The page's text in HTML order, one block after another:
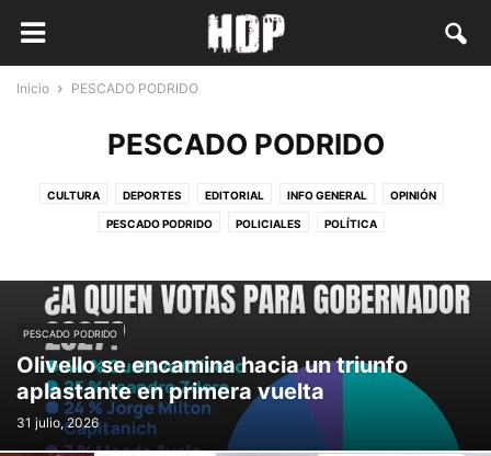
Inicio PESCADO PODRIDO
PESCADO PODRIDO
CULTURA DEPORTES EDITORIAL INFO GENERAL OPINIÓN
PESCADO PODRIDO POLICIALES POLÍTICA
PESCADO PODRIDO
Olivello se encamina hacia un triunfo
aplastante en primera vuelta
31 julio, 2026